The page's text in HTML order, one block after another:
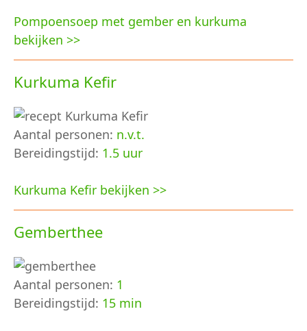
Pompoensoep met gember en kurkuma
bekijken >>
Kurkuma Kefir
Aantal personen: n.v.t.
Bereidingstijd: 1.5 uur
Kurkuma Kefir bekijken >>
Gemberthee
Aantal personen: 1
Bereidingstijd: 15 min